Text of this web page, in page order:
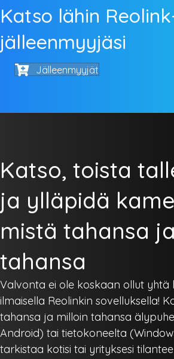
Katso lähin
jälleenmyyjäsi
Jälleenmyyjät
Katso, toista
ja ylläpidä
mistä tahansa
tahansa
Valvonta ei ole koskaan ollut yhtä
ilmaisella Reolinkin sovelluksella!
tahansa ja milloin tahansa
Android) tai tietokoneelta
tarkistaa kotisi tai yrityksesi